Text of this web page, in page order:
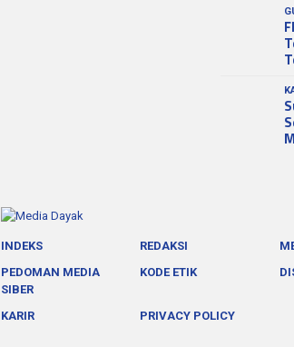
INDEKS REDAKSI
PEDOMAN MEDIA
SIBER
KODE ETIK
KARIR PRIVACY POLICY